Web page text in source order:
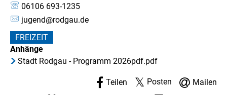
06106 693-1235
jugend@rodgau.de
FREIZEIT
Anhänge
Stadt Rodgau - Programm 2026pdf.pdf
Teilen Posten
Mailen